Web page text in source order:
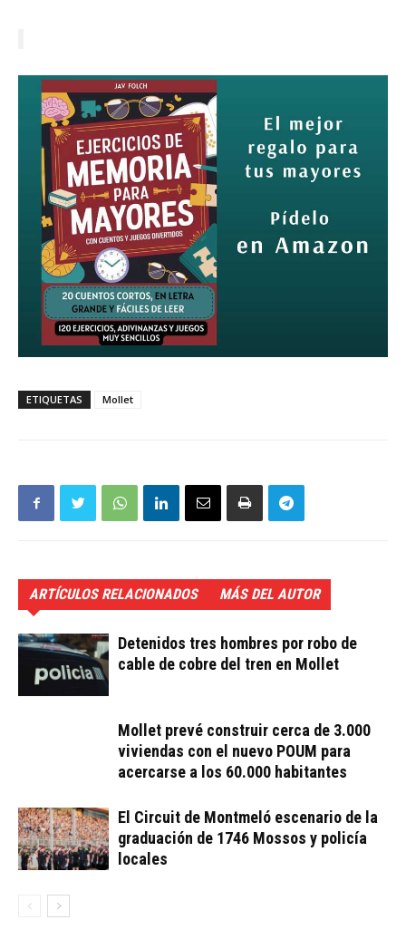
ETIQUETAS Mollet
ARTÍCULOS RELACIONADOS MÁS DEL AUTOR
Detenidos tres hombres por robo de
cable de cobre del tren en Mollet
Mollet prevé construir cerca de 3.000
viviendas con el nuevo POUM para
acercarse a los 60.000 habitantes
El Circuit de Montmeló escenario de la
graduación de 1746 Mossos y policía
locales